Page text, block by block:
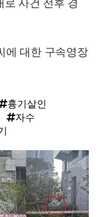
로 사건 전후 경
에 대한 구속영장
흉기살인
자수